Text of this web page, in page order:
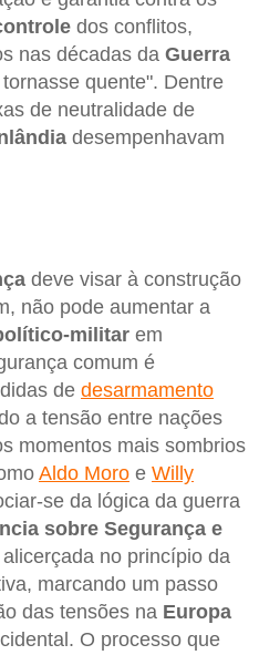
dos conflitos,
nas décadas da Guerra
quente". Dentre
de neutralidade de
desempenhavam
deve visar à construção
não pode aumentar a
militar em
comum é
de desarmamento
a tensão entre nações
momentos mais sombrios
Aldo Moro e Willy
se da lógica da guerra
sobre Segurança e
alicerçada no princípio da
marcando um passo
das tensões na Europa
O processo que